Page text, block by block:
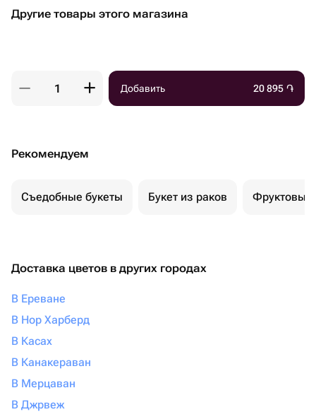
Другие товары этого магазина
Добавить 20 895 ֏
Рекомендуем
Съедобные букеты Букет из раков Фруктовый
Доставка цветов в других городах
В Ереване
В Нор Харберд
В Касах
В Канакераван
В Мерцаван
В Джрвеж